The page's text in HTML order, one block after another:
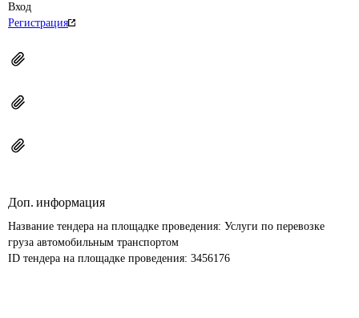
Вход
Регистрация
Доп. информация
Название тендера на площадке проведения: Услуги по перевозке
груза автомобильным транспортом
ID тендера на площадке проведения: 3456176